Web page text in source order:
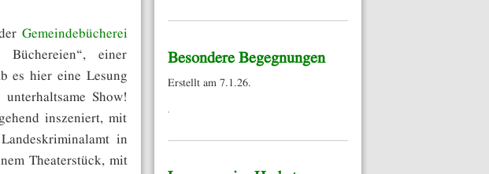
Gemeindebücherei
einer
es hier eine Lesung
Show!
inszeniert, mit
in
Theaterstück, mit
Besondere Begegnungen
Erstellt am 7.1.26.